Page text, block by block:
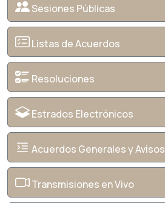
Sesiones Públicas
Listas de Acuerdos
Resoluciones
Estrados Electrónicos
Acuerdos Generales y Avisos
Transmisiones en Vivo